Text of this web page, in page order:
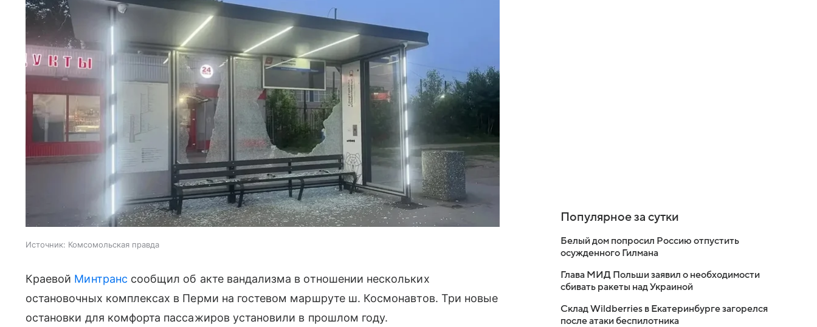
Источник: Комсомольская правда
Краевой Минтранс сообщил об акте вандализма в отношении нескольких
остановочных комплексах в Перми на гостевом маршруте ш. Космонавтов. Три новые
остановки для комфорта пассажиров установили в прошлом году.
Популярное за сутки
Белый дом попросил Россию отпустить
осужденного Гилмана
Глава МИД Польши заявил о необходимости
сбивать ракеты над Украиной
Склад Wildberries в Екатеринбурге загорелся
после атаки беспилотника